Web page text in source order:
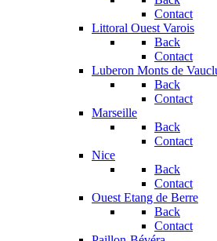
Contact
Littoral Ouest Varois
Back
Contact
Luberon Monts de
Back
Contact
Marseille
Back
Contact
Nice
Back
Contact
Ouest Etang de Berre
Back
Contact